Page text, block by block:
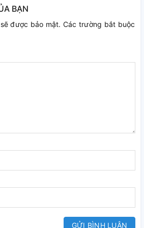
BẠN
được bảo mật. Các trường bắt buộc
GỬI BÌNH LUẬN